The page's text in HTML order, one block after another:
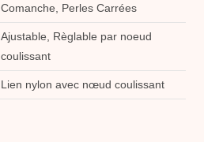
Comanche, Perles Carrées
Ajustable, Règlable par noeud
coulissant
Lien nylon avec nœud coulissant